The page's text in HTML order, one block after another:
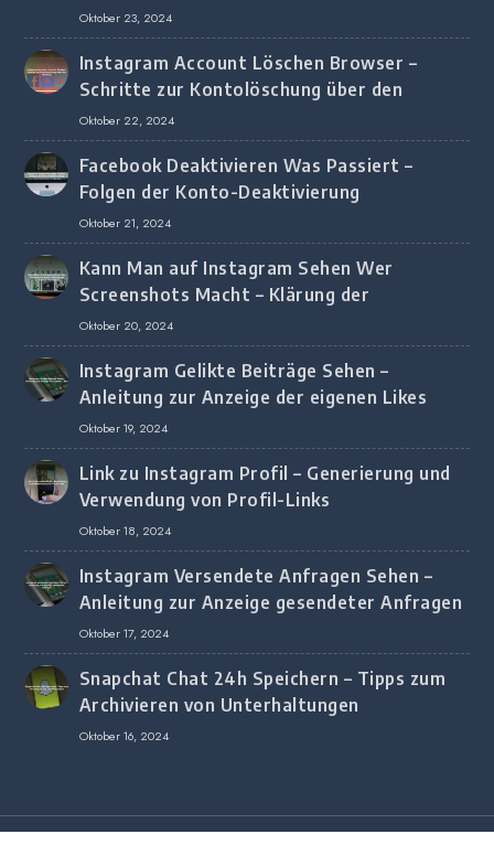
Oktober 23, 2024
Instagram Account Löschen Browser –
Schritte zur Kontolöschung über den
Browser
Oktober 22, 2024
Facebook Deaktivieren Was Passiert –
Folgen der Konto-Deaktivierung
Oktober 21, 2024
Kann Man auf Instagram Sehen Wer
Screenshots Macht – Klärung der
Screenshot-Erkennung
Oktober 20, 2024
Instagram Gelikte Beiträge Sehen –
Anleitung zur Anzeige der eigenen Likes
Oktober 19, 2024
Link zu Instagram Profil – Generierung und
Verwendung von Profil-Links
Oktober 18, 2024
Instagram Versendete Anfragen Sehen –
Anleitung zur Anzeige gesendeter Anfragen
Oktober 17, 2024
Snapchat Chat 24h Speichern – Tipps zum
Archivieren von Unterhaltungen
Oktober 16, 2024